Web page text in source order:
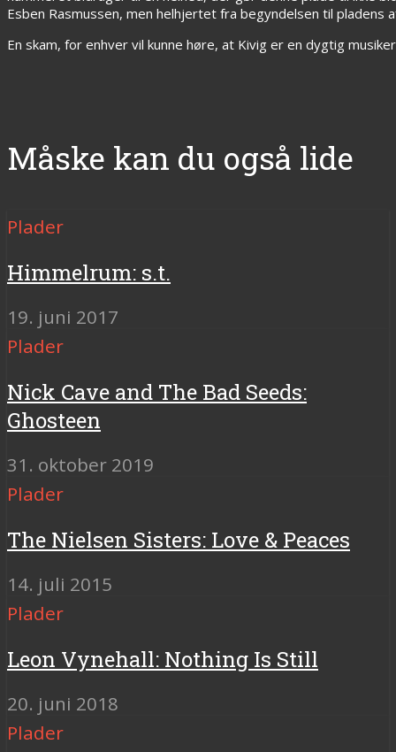
Esben Rasmussen, men helhjertet fra begyndelsen til
En skam, for enhver vil kunne høre, at Kivig er en dygtig
Måske kan du også lide
Plader
Himmelrum: s.t.
19. juni 2017
Plader
Nick Cave and The Bad Seeds:
Ghosteen
31. oktober 2019
Plader
The Nielsen Sisters: Love & Peaces
14. juli 2015
Plader
Leon Vynehall: Nothing Is Still
20. juni 2018
Plader